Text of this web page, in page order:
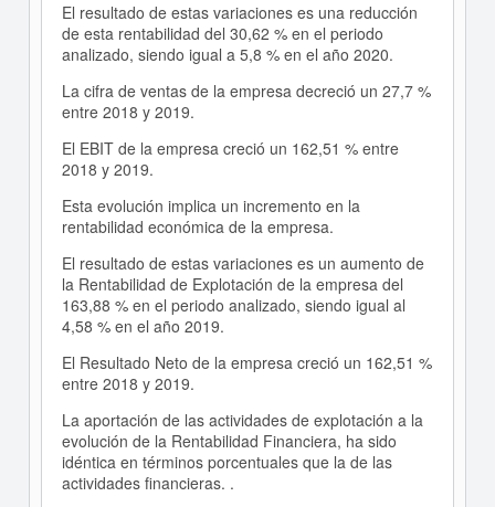
El resultado de estas variaciones es una reducción
de esta rentabilidad del 30,62 % en el periodo
analizado, siendo igual a 5,8 % en el año 2020.
La cifra de ventas de la empresa decreció un 27,7 %
entre 2018 y 2019.
El EBIT de la empresa creció un 162,51 % entre
2018 y 2019.
Esta evolución implica un incremento en la
rentabilidad económica de la empresa.
El resultado de estas variaciones es un aumento de
la Rentabilidad de Explotación de la empresa del
163,88 % en el periodo analizado, siendo igual al
4,58 % en el año 2019.
El Resultado Neto de la empresa creció un 162,51 %
entre 2018 y 2019.
La aportación de las actividades de explotación a la
evolución de la Rentabilidad Financiera, ha sido
idéntica en términos porcentuales que la de las
actividades financieras. .